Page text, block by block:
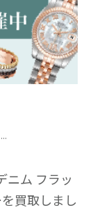
ニム フラッ
買取しまし